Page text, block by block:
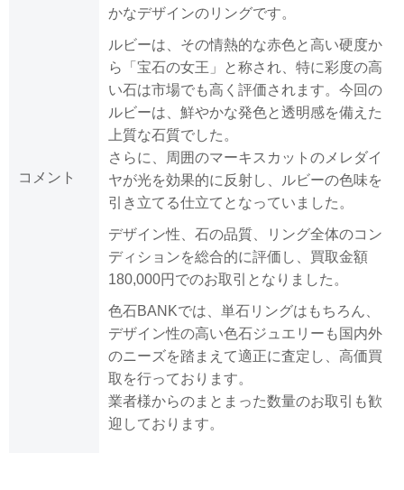
コメント
かなデザインのリングです。
ルビーは、その情熱的な赤色と高い硬度か
ら「宝石の女王」と称され、特に彩度の高
い石は市場でも高く評価されます。今回の
ルビーは、鮮やかな発色と透明感を備えた
上質な石質でした。
さらに、周囲のマーキスカットのメレダイ
ヤが光を効果的に反射し、ルビーの色味を
引き立てる仕立てとなっていました。
デザイン性、石の品質、リング全体のコン
ディションを総合的に評価し、買取金額
180,000円でのお取引となりました。
色石BANKでは、単石リングはもちろん、
デザイン性の高い色石ジュエリーも国内外
のニーズを踏まえて適正に査定し、高価買
取を行っております。
業者様からのまとまった数量のお取引も歓
迎しております。